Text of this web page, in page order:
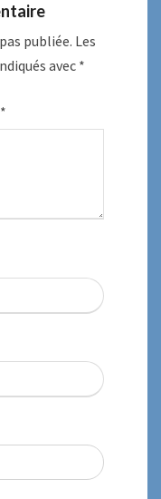
publiée. Les
avec *
*